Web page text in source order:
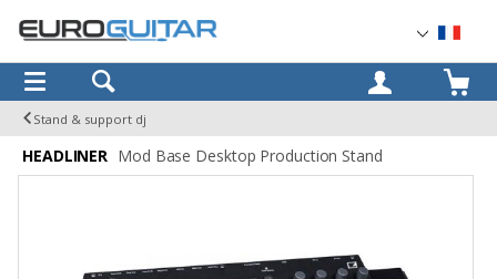
OK
Stand & support dj
HEADLINER Mod Base Desktop Production Stand